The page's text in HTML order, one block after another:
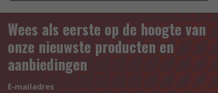
Wees als eerste op de hoogte van
onze nieuwste producten en
aanbiedingen
E-mailadres